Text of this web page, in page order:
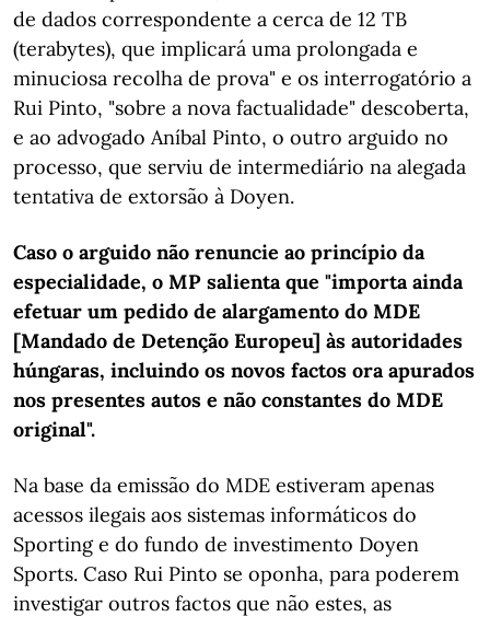
de dados correspondente a cerca de 12 TB
(terabytes), que implicará uma prolongada e
minuciosa recolha de prova" e os interrogatório a
Rui Pinto, "sobre a nova factualidade" descoberta,
e ao advogado Aníbal Pinto, o outro arguido no
processo, que serviu de intermediário na alegada
tentativa de extorsão à Doyen.
Caso o arguido não renuncie ao princípio da
especialidade, o MP salienta que "importa ainda
efetuar um pedido de alargamento do MDE
[Mandado de Detenção Europeu] às autoridades
húngaras, incluindo os novos factos ora apurados
nos presentes autos e não constantes do MDE
original".
Na base da emissão do MDE estiveram apenas
acessos ilegais aos sistemas informáticos do
Sporting e do fundo de investimento Doyen
Sports. Caso Rui Pinto se oponha, para poderem
investigar outros factos que não estes, as